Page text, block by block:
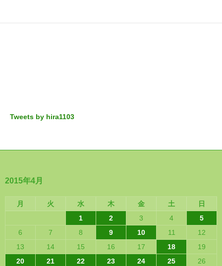
Tweets by hira1103
2015年4月
月 火 水 木 金 土
日
1
2 3 4
5
6
7 8 9 10 11
12
13
14 15 16 17 18
19
20
21 22 23 24 25
26